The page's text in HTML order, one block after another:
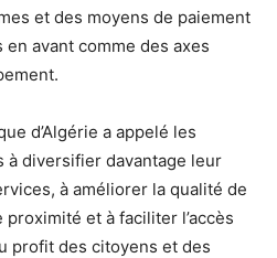
et des moyens de paiement
avant comme des axes
d’Algérie a appelé les
à diversifier davantage leur
à améliorer la qualité de
et à faciliter l’accès
profit des citoyens et des